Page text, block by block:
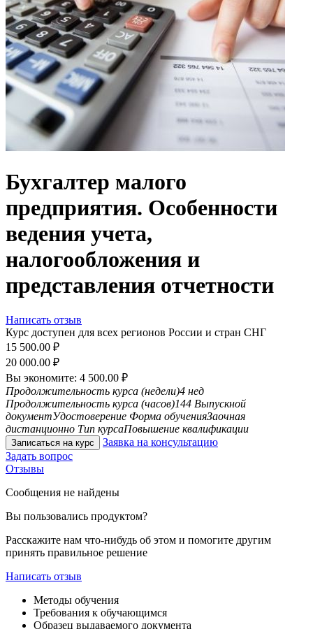
Бухгалтер малого
предприятия. Особенности
ведения учета,
налогообложения и
представления отчетности
Написать отзыв
Курс доступен для всех регионов России и стран СНГ
15 500.00 ₽
20 000.00 ₽
Вы экономите: 4 500.00 ₽
Продолжительность курса (недели)4 нед
Продолжительность курса (часов)144 Выпускной
документУдостоверение Форма обученияЗаочная
дистанционно Тип курсаПовышение квалификации
Записаться на курс
Заявка на консультацию
Задать вопрос
Отзывы
Сообщения не найдены
Вы пользовались продуктом?
Расскажите нам что-нибудь об этом и помогите другим
принять правильное решение
Написать отзыв
Методы обучения
Требования к обучающимся
Образец выдаваемого документа